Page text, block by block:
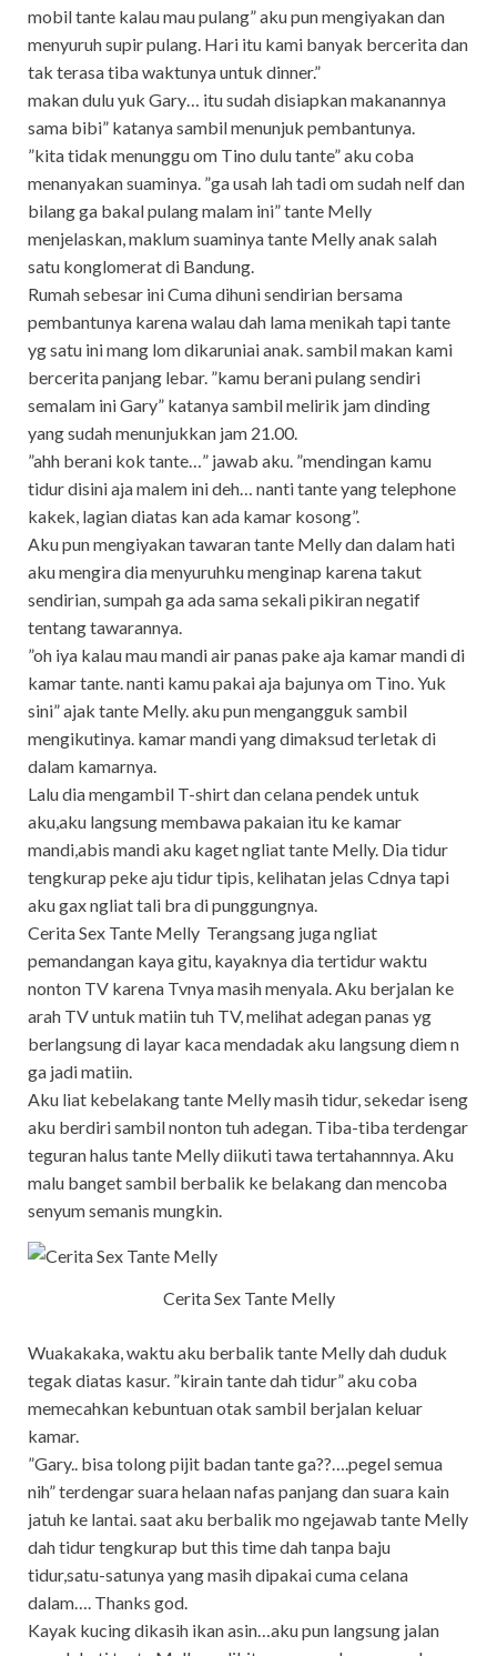
mobil tante kalau mau pulang” aku pun mengiyakan dan
menyuruh supir pulang. Hari itu kami banyak bercerita dan
tak terasa tiba waktunya untuk dinner.”
makan dulu yuk Gary… itu sudah disiapkan makanannya
sama bibi” katanya sambil menunjuk pembantunya.
”kita tidak menunggu om Tino dulu tante” aku coba
menanyakan suaminya. ”ga usah lah tadi om sudah nelf dan
bilang ga bakal pulang malam ini” tante Melly
menjelaskan, maklum suaminya tante Melly anak salah
satu konglomerat di Bandung.
Rumah sebesar ini Cuma dihuni sendirian bersama
pembantunya karena walau dah lama menikah tapi tante
yg satu ini mang lom dikaruniai anak. sambil makan kami
bercerita panjang lebar. ”kamu berani pulang sendiri
semalam ini Gary” katanya sambil melirik jam dinding
yang sudah menunjukkan jam 21.00.
”ahh berani kok tante…” jawab aku. ”mendingan kamu
tidur disini aja malem ini deh… nanti tante yang telephone
kakek, lagian diatas kan ada kamar kosong”.
Aku pun mengiyakan tawaran tante Melly dan dalam hati
aku mengira dia menyuruhku menginap karena takut
sendirian, sumpah ga ada sama sekali pikiran negatif
tentang tawarannya.
”oh iya kalau mau mandi air panas pake aja kamar mandi di
kamar tante. nanti kamu pakai aja bajunya om Tino. Yuk
sini” ajak tante Melly. aku pun mengangguk sambil
mengikutinya. kamar mandi yang dimaksud terletak di
dalam kamarnya.
Lalu dia mengambil T-shirt dan celana pendek untuk
aku,aku langsung membawa pakaian itu ke kamar
mandi,abis mandi aku kaget ngliat tante Melly. Dia tidur
tengkurap peke aju tidur tipis, kelihatan jelas Cdnya tapi
aku gax ngliat tali bra di punggungnya.
Cerita Sex Tante Melly Terangsang juga ngliat
pemandangan kaya gitu, kayaknya dia tertidur waktu
nonton TV karena Tvnya masih menyala. Aku berjalan ke
arah TV untuk matiin tuh TV, melihat adegan panas yg
berlangsung di layar kaca mendadak aku langsung diem n
ga jadi matiin.
Aku liat kebelakang tante Melly masih tidur, sekedar iseng
aku berdiri sambil nonton tuh adegan. Tiba-tiba terdengar
teguran halus tante Melly diikuti tawa tertahannnya. Aku
malu banget sambil berbalik ke belakang dan mencoba
senyum semanis mungkin.
Cerita Sex Tante Melly
Wuakakaka, waktu aku berbalik tante Melly dah duduk
tegak diatas kasur. ”kirain tante dah tidur” aku coba
memecahkan kebuntuan otak sambil berjalan keluar
kamar.
”Gary.. bisa tolong pijit badan tante ga??….pegel semua
nih” terdengar suara helaan nafas panjang dan suara kain
jatuh ke lantai. saat aku berbalik mo ngejawab tante Melly
dah tidur tengkurap but this time dah tanpa baju
tidur,satu-satunya yang masih dipakai cuma celana
dalam…. Thanks god.
Kayak kucing dikasih ikan asin…aku pun langsung jalan